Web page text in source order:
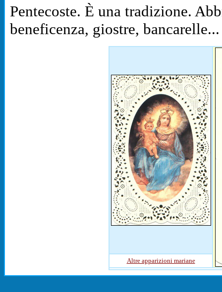
Pentecoste. È una tradizione.
beneficenza, giostre,
Altre apparizioni mariane